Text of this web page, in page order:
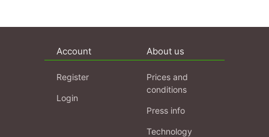
Account
Register
Login
About us
Prices and
conditions
Press info
Technology